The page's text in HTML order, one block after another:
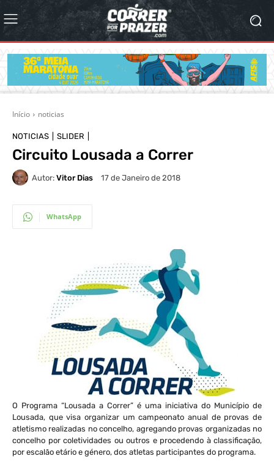
Início noticias
NOTICIAS SLIDER
Circuito Lousada a Correr
Autor: Vitor Dias 17 de Janeiro de 2018
WhatsApp
O Programa “Lousada a Correr” é uma iniciativa do Município de
Lousada, que visa organizar um campeonato anual de provas de
atletismo realizadas no concelho, agregando provas organizadas no
concelho por coletividades ou outros e procedendo à classificação,
por escalão etário e género, dos atletas participantes do programa.